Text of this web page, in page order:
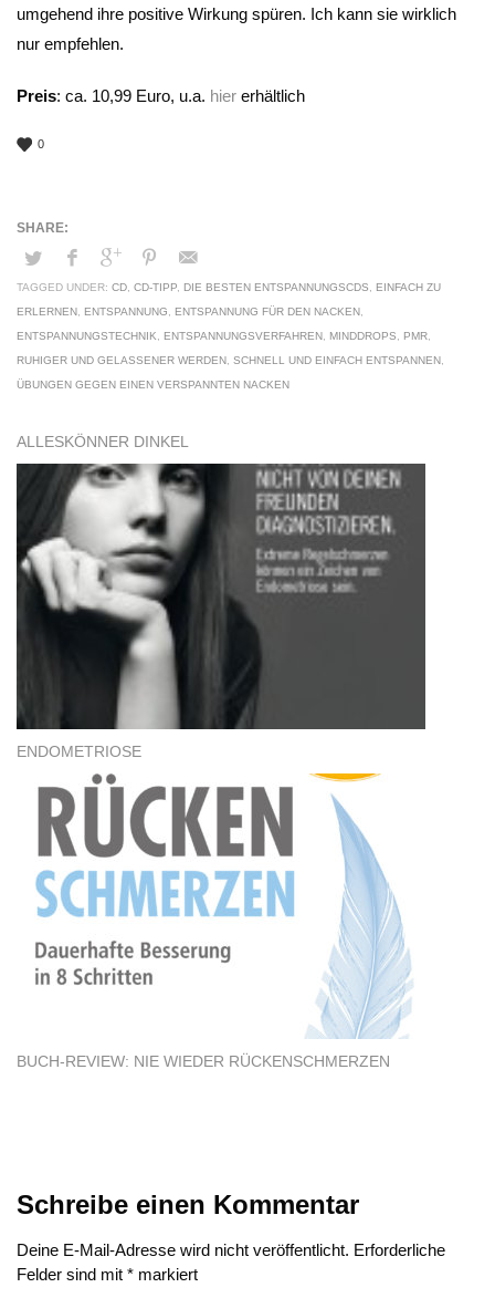
umgehend ihre positive Wirkung spüren. Ich kann sie wirklich
nur empfehlen.
Preis: ca. 10,99 Euro, u.a. hier erhältlich
0
TAGGED UNDER: CD CD-TIPP DIE BESTEN ENTSPANNUNGSCDS
EINFACH ZU
ERLERNEN
ENTSPANNUNG ENTSPANNUNG FÜR DEN NACKEN
ENTSPANNUNGSTECHNIK
ENTSPANNUNGSVERFAHREN MINDDROPS PMR
RUHIGER UND GELASSENER WERDEN SCHNELL UND EINFACH ENTSPANNEN
ÜBUNGEN GEGEN EINEN VERSPANNTEN NACKEN
ALLESKÖNNER DINKEL
ENDOMETRIOSE
BUCH-REVIEW: NIE WIEDER RÜCKENSCHMERZEN
Schreibe einen Kommentar
Deine E-Mail-Adresse wird nicht veröffentlicht. Erforderliche
Felder sind mit * markiert